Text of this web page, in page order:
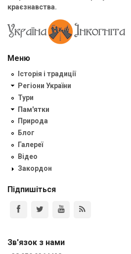
краєзнавства.
Меню
Історія і традиції
Регіони України
Тури
Пам'ятки
Природа
Блог
Галереї
Відео
Закордон
Підпишіться
Зв'язок з нами